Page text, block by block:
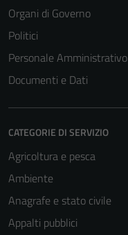
Organi di Governo
Politici
Personale Amministrativo
Documenti e Dati
CATEGORIE DI SERVIZIO
Agricoltura e pesca
Ambiente
Anagrafe e stato civile
Appalti pubblici